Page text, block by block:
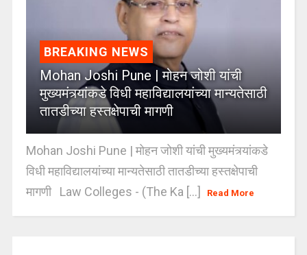
BREAKING NEWS
Mohan Joshi Pune | मोहन जोशी यांची
मुख्यमंत्र्यांकडे विधी महाविद्यालयांच्या मान्यतेसाठी
तातडीच्या हस्तक्षेपाची मागणी
Mohan Joshi Pune | मोहन जोशी यांची मुख्यमंत्र्यांकडे
विधी महाविद्यालयांच्या मान्यतेसाठी तातडीच्या हस्तक्षेपाची
मागणी Law Colleges - (The Ka [...]
Read More